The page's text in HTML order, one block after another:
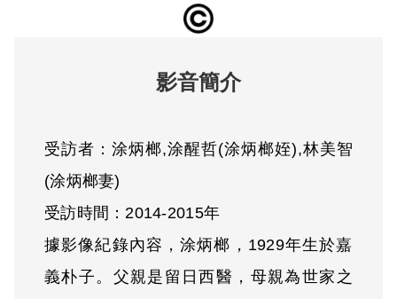
影音簡介
受訪者：涂炳榔,涂醒哲(涂炳榔姪),林美智
(涂炳榔妻)
受訪時間：2014-2015年
據影像紀錄內容，涂炳榔，1929年生於嘉
義朴子。父親是留日西醫，母親為世家之